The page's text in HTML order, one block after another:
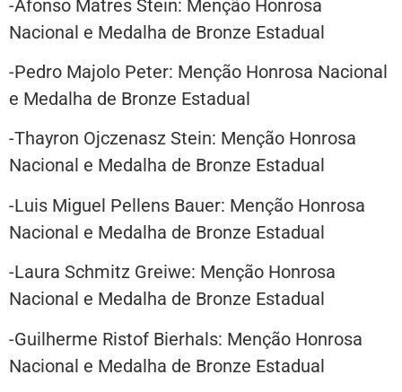
-Afonso Matres Stein: Menção Honrosa
Nacional e Medalha de Bronze Estadual
-Pedro Majolo Peter: Menção Honrosa Nacional
e Medalha de Bronze Estadual
-Thayron Ojczenasz Stein: Menção Honrosa
Nacional e Medalha de Bronze Estadual
-Luis Miguel Pellens Bauer: Menção Honrosa
Nacional e Medalha de Bronze Estadual
-Laura Schmitz Greiwe: Menção Honrosa
Nacional e Medalha de Bronze Estadual
-Guilherme Ristof Bierhals: Menção Honrosa
Nacional e Medalha de Bronze Estadual